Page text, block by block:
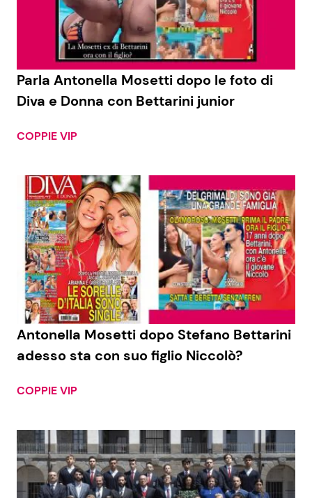
Economia
Persone Scomparse
Fiction e Serie TV
Programmi TV
Reality e Talent
ShowBiz
News Cinema
News Musica
News Spettacolo
Social News
News dal mondo
Benessere
Mondo Mamma
News benessere
Cucina e Ricette
Le Ricette in TV
Primi Piatti
Parla Antonella Mosetti dopo le foto di
Diva e Donna con Bettarini junior
COPPIE VIP
Antonella Mosetti dopo Stefano Bettarini
adesso sta con suo figlio Niccolò?
COPPIE VIP